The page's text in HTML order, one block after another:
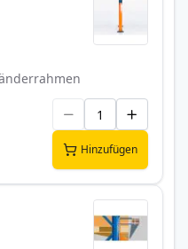
Hinzufügen